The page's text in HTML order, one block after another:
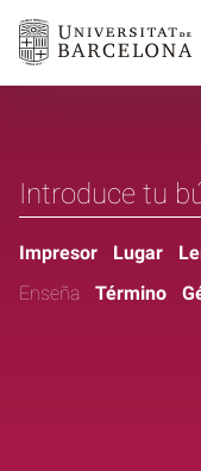
Impresor Lugar
Enseña
Término